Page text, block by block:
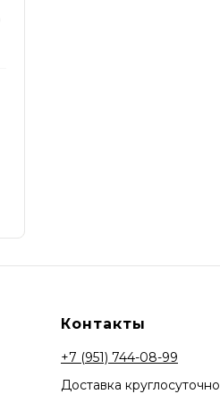
Контакты
+7 (951) 744-08-99
Доставка круглосуточно